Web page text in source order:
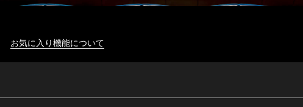
お気に入り機能について